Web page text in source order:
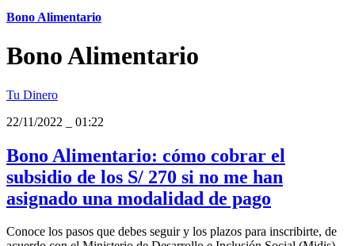
Bono Alimentario
Bono Alimentario
Tu Dinero
22/11/2022
01:22
Bono Alimentario: cómo cobrar el
subsidio de los S/ 270 si no me han
asignado una modalidad de pago
Conoce los pasos que debes seguir y los plazos para inscribirte, de